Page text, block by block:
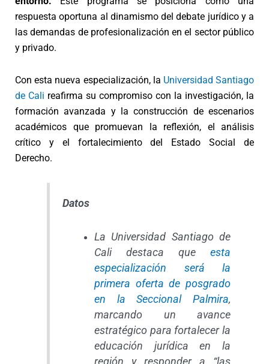
respuesta oportuna al dinamismo del debate jurídico y a
las demandas de profesionalización en el sector público
y privado.
Con esta nueva especialización, la Universidad Santiago
de Cali reafirma su compromiso con la investigación, la
formación avanzada y la construcción de escenarios
académicos que promuevan la reflexión, el análisis
crítico y el fortalecimiento del Estado Social de
Derecho.
Datos
La Universidad Santiago de
Cali destaca queesta
especialización será la
primera oferta de posgrado
en la Seccional Palmira,
marcando un avance
estratégico para fortalecer la
educación jurídica en la